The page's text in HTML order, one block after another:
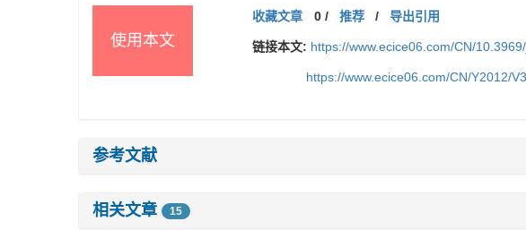
使用本文
收藏文章 0/ 推荐 /导出引用
链接本文: https://www.ecice06.com/CN/
https://www.ecice06.com/CN/Y2012/
参考文献
相关文章 15